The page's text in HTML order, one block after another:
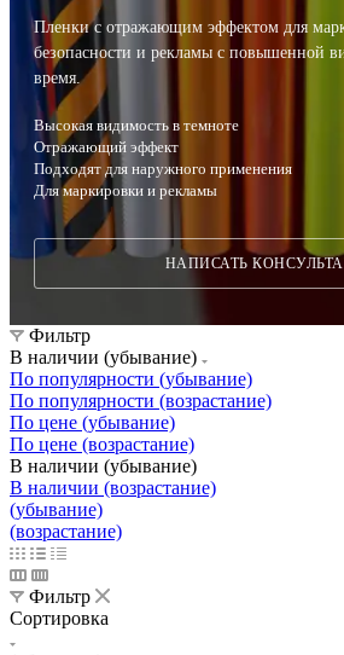
Пленки с отражающим эффектом для
безопасности и рекламы с повышенной
время.
Высокая видимость в темноте
Отражающий эффект
Подходят для наружного применения
Для маркировки и рекламы
НАПИСАТЬ
Фильтр
В наличии (убывание)
По популярности (убывание)
По популярности (возрастание)
По цене (убывание)
По цене (возрастание)
В наличии (убывание)
В наличии (возрастание)
(убывание)
(возрастание)
Фильтр
Сортировка